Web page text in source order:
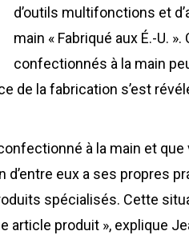
d’outils multifonctions et
main « Fabriqué aux É.-U.
confectionnés à la main
de la fabrication s’est
à la main et que
eux a ses propres
spécialisés. Cette
article produit », explique